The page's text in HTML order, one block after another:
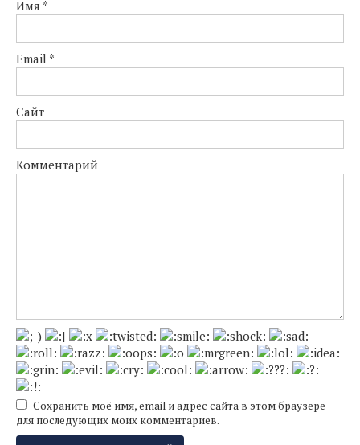
Имя *
Email *
Сайт
Комментарий
Сохранить моё имя, email и адрес сайта в этом браузере
для последующих моих комментариев.